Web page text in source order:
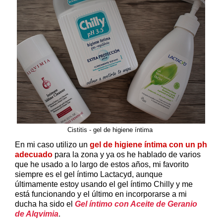
Cistitis - gel de higiene íntima
En mi caso utilizo un gel de higiene íntima con un ph
adecuado para la zona y ya os he hablado de varios
que he usado a lo largo de estos años, mi favorito
siempre es el gel íntimo Lactacyd, aunque
últimamente estoy usando el gel íntimo Chilly y me
está funcionando y el último en incorporarse a mi
ducha ha sido el Gel íntimo con Aceite de Geranio
de Alqvimia.